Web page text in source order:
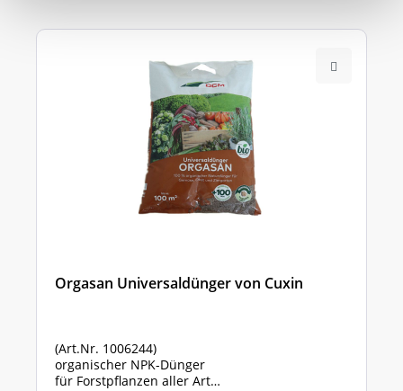
Orgasan Universaldünger von Cuxin
(Art.Nr. 1006244)
organischer NPK-Dünger
für Forstpflanzen aller Art